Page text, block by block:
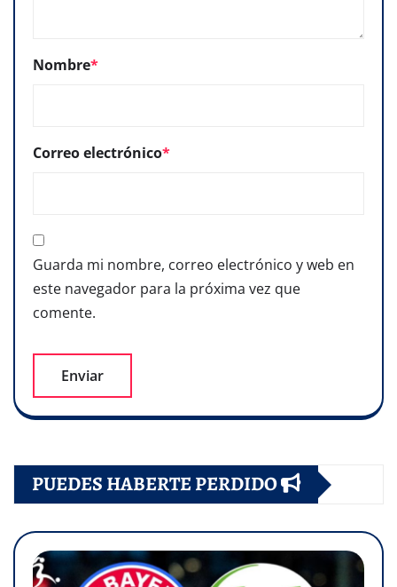
Nombre*
Correo electrónico*
Guarda mi nombre, correo electrónico y web en
este navegador para la próxima vez que
comente.
PUEDES HABERTE PERDIDO